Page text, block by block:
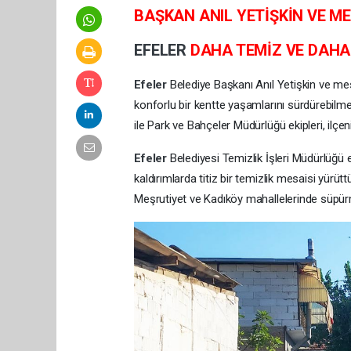
BAŞKAN ANIL YETİŞKİN VE
EFELER DAHA TEMİZ VE
Efeler Belediye Başkanı Anıl Yetişkin ve
konforlu bir kentte yaşamlarını
ile Park ve Bahçeler Müdürlüğü ekipleri,
Efeler Belediyesi Temizlik İşleri Müdürlüğü
kaldırımlarda titiz bir temizlik mesaisi
Meşrutiyet ve Kadıköy mahallelerinde